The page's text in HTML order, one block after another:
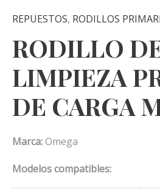
REPUESTOS, RODILLOS
RODILLO
LIMPIEZA
DE CARGA
Marca:Omega
Modelos compatibles: